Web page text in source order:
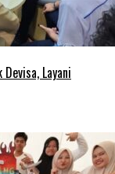
Layani